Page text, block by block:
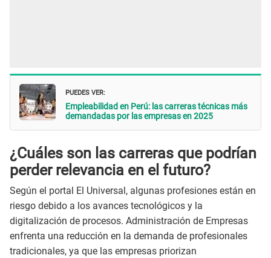
PUEDES VER:
Empleabilidad en Perú: las carreras técnicas más
demandadas por las empresas en 2025
¿Cuáles son las carreras que podrían
perder relevancia en el futuro?
Según el portal El Universal, algunas profesiones están en
riesgo debido a los avances tecnológicos y la
digitalización de procesos. Administración de Empresas
enfrenta una reducción en la demanda de profesionales
tradicionales, ya que las empresas priorizan